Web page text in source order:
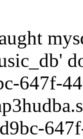
647f-